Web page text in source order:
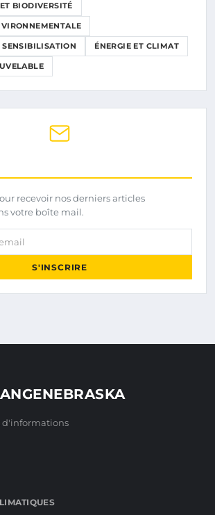
BIODIVERSITÉ
SENSIBILISATION ÉNERGIE ET CLIMAT
recevoir nos derniers articles
votre boîte mail.
S'INSCRIRE
d'informations